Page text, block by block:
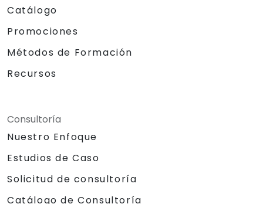
Catálogo
Promociones
Métodos de Formación
Recursos
Consultoría
Nuestro Enfoque
Estudios de Caso
Solicitud de consultoría
Catálogo de Consultoría